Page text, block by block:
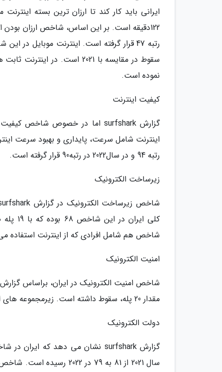
نموده است.
کیفیت اینترنت
رتبه 94 و در سال2022 در رتبه90 قرار گرفته است.
زیرساخت الکترونیک
شاخص هم شامل افرادی که از اینترنت استفاده
امنیت الکترونیک
مقدار 20 پله، سقوط داشته است. زیرمجموعه های این شاخص شامل امنیت سایبری و قوانین حفاظت داده است.
دولت الکترونیک
سال 2021 از 81 به 79